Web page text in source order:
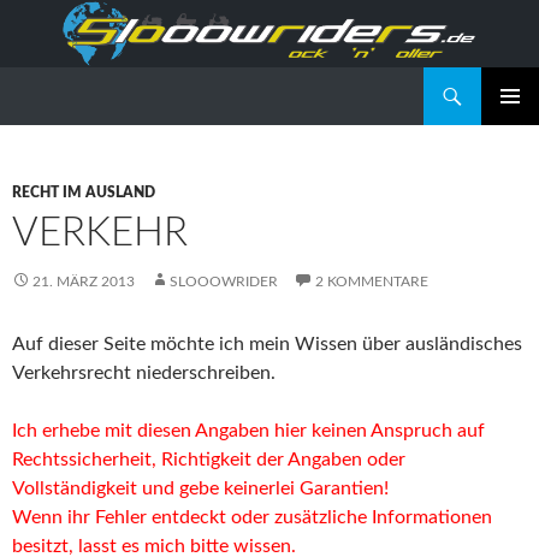
RECHT IM AUSLAND
VERKEHR
21. MÄRZ 2013 SLOOOWRIDER 2 KOMMENTARE
Auf dieser Seite möchte ich mein Wissen über ausländisches
Verkehrsrecht niederschreiben.
Ich erhebe mit diesen Angaben hier keinen Anspruch auf
Rechtssicherheit, Richtigkeit der Angaben oder
Vollständigkeit und gebe keinerlei Garantien!
Wenn ihr Fehler entdeckt oder zusätzliche Informationen
besitzt, lasst es mich bitte wissen.